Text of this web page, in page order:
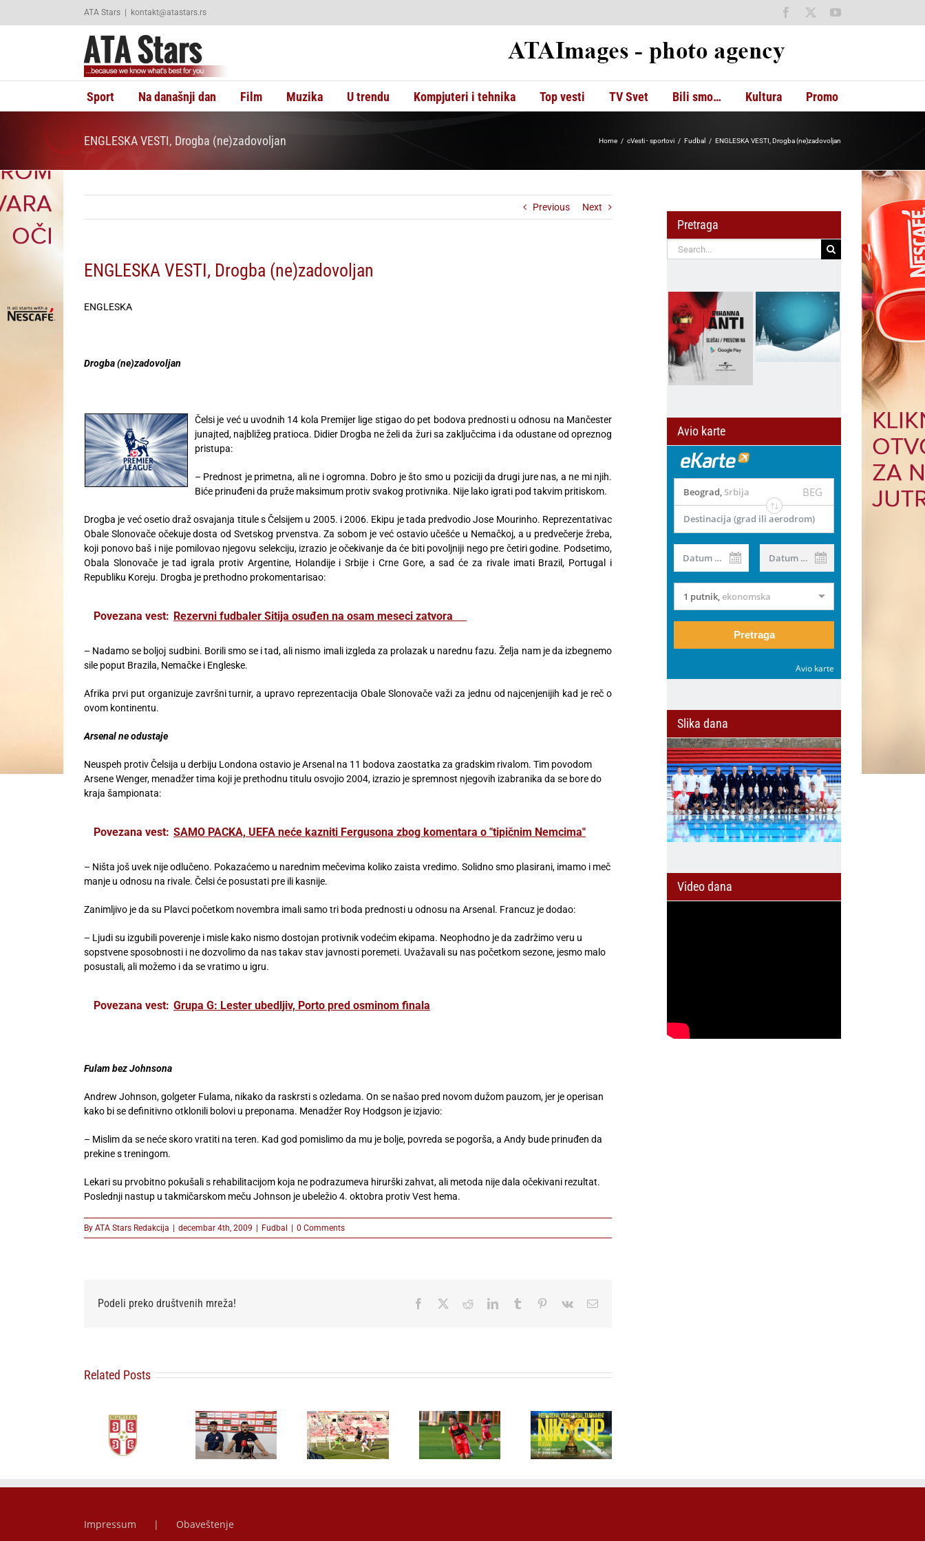
ATA Stars | kontakt@atastars.rs Facebook YouTube
Sport Na današnji dan Film Muzika U trendu Kompjuteri i tehnika Top vesti TV Svet Bili smo… Kultura Promo
ENGLESKA VESTI, Drogba (ne)zadovoljan Home cVesti - sportovi Fudbal ENGLESKA VESTI, Drogba (ne)zadovoljan
Previous Next
ENGLESKA VESTI, Drogba (ne)zadovoljan
ENGLESKA
Drogba (ne)zadovoljan
Čelsi je već u uvodnih 14 kola Premijer lige stigao do pet bodova prednosti u odnosu na Mančester
junajted, najbližeg pratioca. Didier Drogba ne želi da žuri sa zaključcima i da odustane od opreznog
pristupa:
– Prednost je primetna, ali ne i ogromna. Dobro je što smo u poziciji da drugi jure nas, a ne mi njih.
Biće prinuđeni da pruže maksimum protiv svakog protivnika. Nije lako igrati pod takvim pritiskom.
Drogba je već osetio draž osvajanja titule s Čelsijem u 2005. i 2006. Ekipu je tada predvodio Jose Mourinho. Reprezentativac
Obale Slonovače očekuje dosta od Svetskog prvenstva. Za sobom je već ostavio učešće u Nemačkoj, a u predvečerje žreba,
koji ponovo baš i nije pomilovao njegovu selekciju, izrazio je očekivanje da će biti povoljniji nego pre četiri godine. Podsetimo,
Obala Slonovače je tad igrala protiv Argentine, Holandije i Srbije i Crne Gore, a sad će za rivale imati Brazil, Portugal i
Republiku Koreju. Drogba je prethodno prokomentarisao:
Povezana vest: Rezervni fudbaler Sitija osuđen na osam meseci zatvora
– Nadamo se boljoj sudbini. Borili smo se i tad, ali nismo imali izgleda za prolazak u narednu fazu. Želja nam je da izbegnemo
sile poput Brazila, Nemačke i Engleske.
Afrika prvi put organizuje završni turnir, a upravo reprezentacija Obale Slonovače važi za jednu od najcenjenijih kad je reč o
ovom kontinentu.
Arsenal ne odustaje
Neuspeh protiv Čelsija u derbiju Londona ostavio je Arsenal na 11 bodova zaostatka za gradskim rivalom. Tim povodom
Arsene Wenger, menadžer tima koji je prethodnu titulu osvojio 2004, izrazio je spremnost njegovih izabranika da se bore do
kraja šampionata:
Povezana vest: SAMO PACKA, UEFA neće kazniti Fergusona zbog komentara o "tipičnim Nemcima"
– Ništa još uvek nije odlučeno. Pokazaćemo u narednim mečevima koliko zaista vredimo. Solidno smo plasirani, imamo i meč
manje u odnosu na rivale. Čelsi će posustati pre ili kasnije.
Zanimljivo je da su Plavci početkom novembra imali samo tri boda prednosti u odnosu na Arsenal. Francuz je dodao:
– Ljudi su izgubili poverenje i misle kako nismo dostojan protivnik vodećim ekipama. Neophodno je da zadržimo veru u
sopstvene sposobnosti i ne dozvolimo da nas takav stav javnosti poremeti. Uvažavali su nas početkom sezone, jesmo malo
posustali, ali možemo i da se vratimo u igru.
Povezana vest: Grupa G: Lester ubedljiv, Porto pred osminom finala
Fulam bez Johnsona
Andrew Johnson, golgeter Fulama, nikako da raskrsti s ozledama. On se našao pred novom dužom pauzom, jer je operisan
kako bi se definitivno otklonili bolovi u preponama. Menadžer Roy Hodgson je izjavio:
– Mislim da se neće skoro vratiti na teren. Kad god pomislimo da mu je bolje, povreda se pogorša, a Andy bude prinuđen da
prekine s treningom.
Lekari su prvobitno pokušali s rehabilitacijom koja ne podrazumeva hirurški zahvat, ali metoda nije dala očekivani rezultat.
Poslednji nastup u takmičarskom meču Johnson je ubeležio 4. oktobra protiv Vest hema.
By ATA Stars Redakcija | decembar 4th, 2009 | Fudbal | 0 Comments
Podeli preko društvenih mreža! Facebook RedditLinkedInTumblr Pinterest
Vk Email
Related Posts
Neđić pred
Idemo po sva
Poraz od
Čukaričkog
na Čairu
Njegoš
Petrović:
Atmosfera je
fenomenalna,
a novi momci
uklopili
NIKA CUP
2026 okuplja
u Beogradu
buduće
generacije
fudbala
podršku
Djaniju
Infantinu za
novi mandat
Pretraga
Search
for:
Avio karte
Beograd, Srbija BEG
Destinacija (grad ili aerodrom)
Datum od Datum do
1 putnik,ekonomska
Pretraga
Avio karte
Slika dana
Video dana
Impressum Obaveštenje